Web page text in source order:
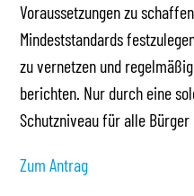
Voraussetzungen zu
Mindeststandards
zu vernetzen und
berichten. Nur durch eine
Schutzniveau für alle
Zum Antrag